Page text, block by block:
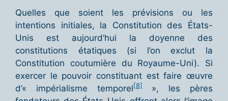
Quelles que soient les prévisions ou les
intentions initiales, la Constitution des États-
Unis est aujourd’hui la doyenne des
constitutions étatiques (si l’on exclut la
Constitution coutumière du Royaume-Uni). Si
exercer le pouvoir constituant est faire œuvre
d’« impérialisme temporel[8]», les pères